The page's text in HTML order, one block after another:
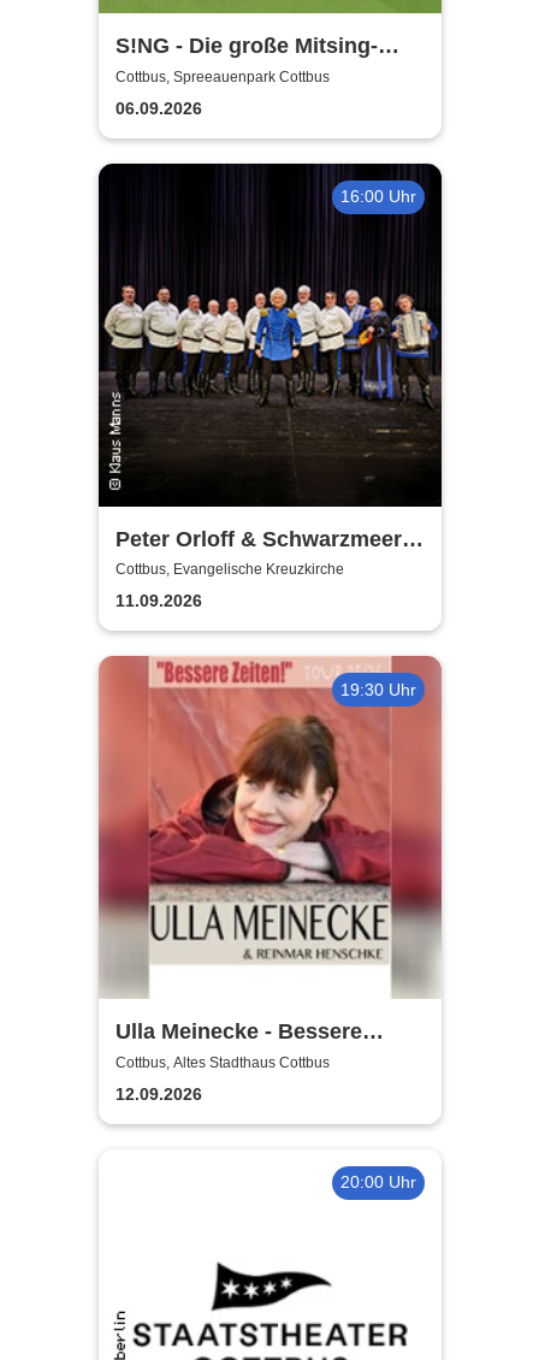
S!NG - Die große Mitsing-
Revue
Cottbus, Spreeauenpark Cottbus
06.09.2026
16:00 Uhr
Peter Orloff & Schwarzmeer
Kosaken-Chor - Das
Wolgalied
Cottbus, Evangelische Kreuzkirche
11.09.2026
19:30 Uhr
Ulla Meinecke - Bessere
Zeiten Tour
Cottbus, Altes Stadthaus Cottbus
12.09.2026
20:00 Uhr